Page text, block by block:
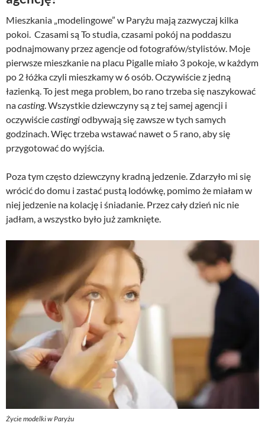
Mieszkania „modelingowe” w Paryżu mają zazwyczaj kilka
pokoi. Czasami są To studia, czasami pokój na poddaszu
podnajmowany przez agencje od fotografów/stylistów. Moje
pierwsze mieszkanie na placu Pigalle miało 3 pokoje, w każdym
po 2 łóżka czyli mieszkamy w 6 osób. Oczywiście z jedną
łazienką. To jest mega problem, bo rano trzeba się naszykować
nacasting. Wszystkie dziewczyny są z tej samej agencji i
oczywiściecastingiodbywają się zawsze w tych samych
godzinach. Więc trzeba wstawać nawet o 5 rano, aby się
przygotować do wyjścia.
Poza tym często dziewczyny kradną jedzenie. Zdarzyło mi się
wrócić do domu i zastać pustą lodówkę, pomimo że miałam w
niej jedzenie na kolację i śniadanie. Przez cały dzień nic nie
jadłam, a wszystko było już zamknięte.
Życie modelki w Paryżu